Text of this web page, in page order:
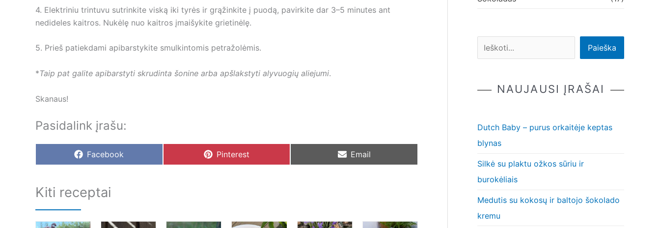
4. Elektriniu trintuvu sutrinkite viską iki tyrės ir grąžinkite į puodą, pavirkite dar 3–5 minutes ant
nedideles kaitros. Nukėlę nuo kaitros įmaišykite grietinėlę.
5. Prieš patiekdami apibarstykite smulkintomis petražolėmis.
*Taip pat galite apibarstyti skrudinta šonine arba apšlakstyti alyvuogių aliejumi.
Skanaus!
Pasidalink įrašu:
Share
Facebook
Share
Pinterest
Share
Email
Kiti receptai
Paieška
NAUJAUSI ĮRAŠAI
Dutch Baby – purus orkaitėje keptas
blynas
Silkė su plaktu ožkos sūriu ir
burokėliais
Medutis su kokosų ir baltojo šokolado
kremu